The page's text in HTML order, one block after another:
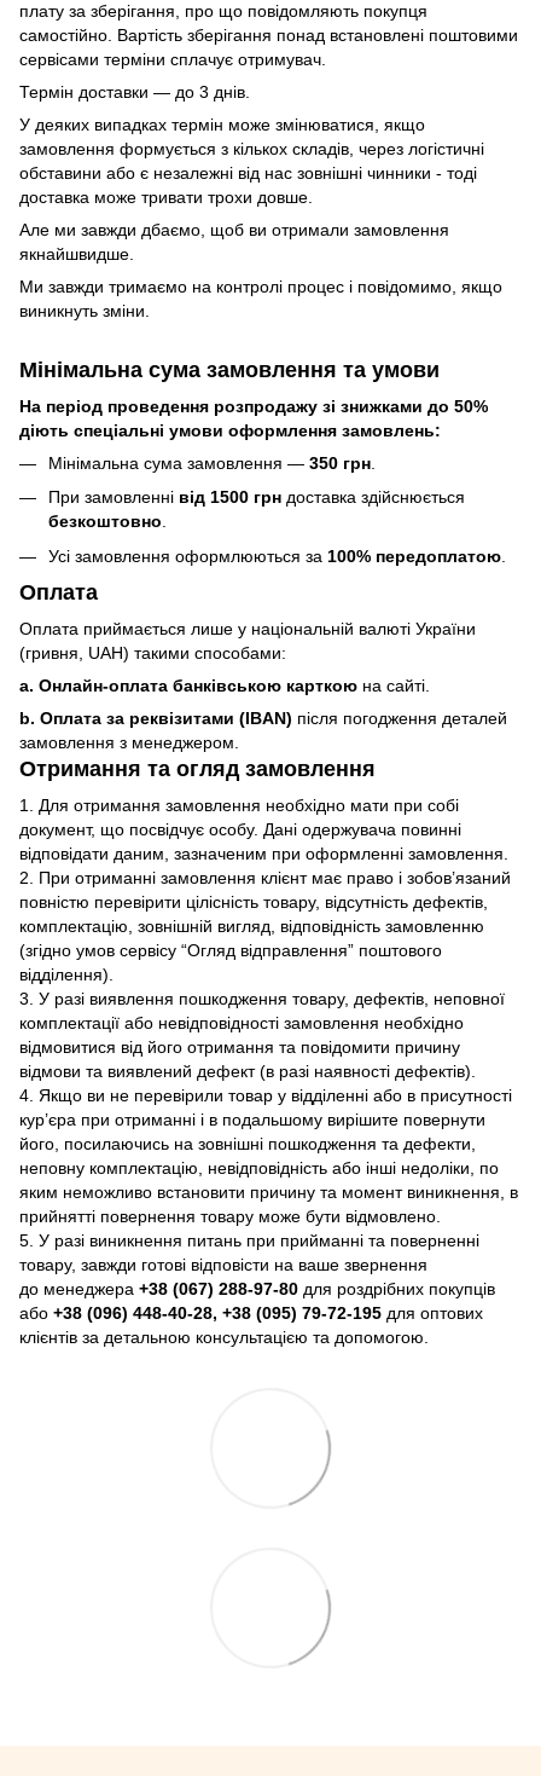
плату за зберігання, про що повідомляють покупця
самостійно. Вартість зберігання понад вcтановлені поштовими
сервісами терміни сплачує отримувач.
Термін доставки — до 3 днів.
У деяких випадках термін може змінюватися, якщо
замовлення формується з кількох складів, через логістичні
обставини або є незалежні від нас зовнішні чинники - тоді
доставка може тривати трохи довше.
Але ми завжди дбаємо, щоб ви отримали замовлення
якнайшвидше.
Ми завжди тримаємо на контролі процес і повідомимо, якщо
виникнуть зміни.
Мінімальна сума замовлення та умови
На період проведення розпродажу зі знижками до 50%
діють спеціальні умови оформлення замовлень:
Мінімальна сума замовлення — 350 грн
При замовленні від 1500 грн доставка здійснюється
безкоштовно.
Усі замовлення оформлюються за 100% передоплатою
Оплата
Оплата приймається лише у національній валюті України
(гривня, UAH) такими способами:
a. Онлайн-оплата банківською карткою на сайті.
b. Оплата за реквізитами (IBAN) після погодження деталей
замовлення з менеджером.
Отримання та огляд замовлення
1. Для отримання замовлення необхідно мати при собі
документ, що посвідчує особу. Дані одержувача повинні
відповідати даним, зазначеним при оформленні замовлення.
2. При отриманні замовлення клієнт має право і зобов’язаний
повністю перевірити цілісність товару, відсутність дефектів,
комплектацію, зовнішній вигляд, відповідність замовленню
(згідно умов сервісу “Огляд відправлення” поштового
відділення).
3. У разі виявлення пошкодження товару, дефектів, неповної
комплектації або невідповідності замовлення необхідно
відмовитися від його отримання та повідомити причину
відмови та виявлений дефект (в разі наявності дефектів).
4. Якщо ви не перевірили товар у відділенні або в присутності
кур’єра при отриманні і в подальшому вирішите повернути
його, посилаючись на зовнішні пошкодження та дефекти,
неповну комплектацію, невідповідність або інші недоліки, по
яким неможливо встановити причину та момент виникнення, в
прийнятті повернення товару може бути відмовлено.
5. У разі виникнення питань при прийманні та поверненні
товару, завжди готові відповісти на ваше звернення
до менеджера +38 (067) 288-97-80 для роздрібних покупців
або +38 (096) 448-40-28, +38 (095) 79-72-195 для оптових
клієнтів за детальною консультацією та допомогою.